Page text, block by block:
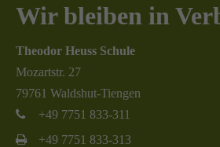
Wir bleiben in
Theodor Heuss Schule
Mozartstr. 27
79761 Waldshut-Tiengen
+49 7751 833-311
+49 7751 833-313